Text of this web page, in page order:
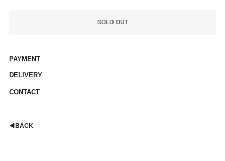
SOLD OUT
PAYMENT
DELIVERY
CONTACT
◀︎BACK